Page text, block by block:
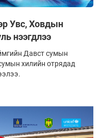
Увс, Ховдын
нээгдлээ
Давст сумын
хилийн отрядад